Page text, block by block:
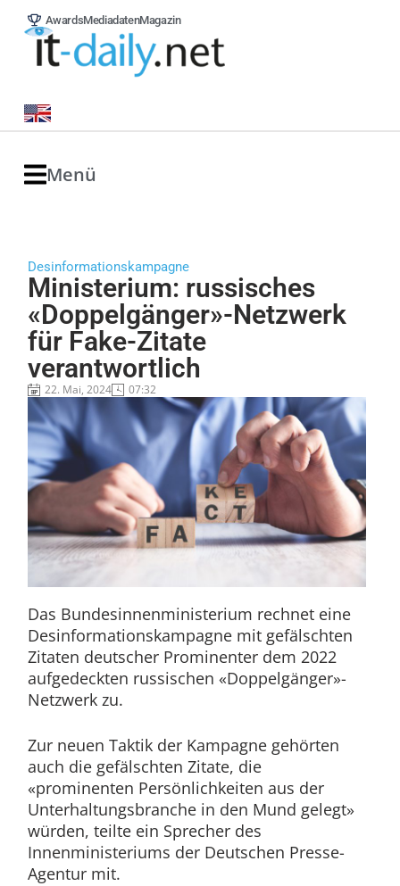
AwardsMediadatenMagazin
Menü
Desinformationskampagne
Ministerium: russisches
«Doppelgänger»-Netzwerk
für Fake-Zitate
verantwortlich
22. Mai, 2024 07:32
Das Bundesinnenministerium rechnet eine
Desinformationskampagne mit gefälschten
Zitaten deutscher Prominenter dem 2022
aufgedeckten russischen «Doppelgänger»-
Netzwerk zu.
Zur neuen Taktik der Kampagne gehörten
auch die gefälschten Zitate, die
«prominenten Persönlichkeiten aus der
Unterhaltungsbranche in den Mund gelegt»
würden, teilte ein Sprecher des
Innenministeriums der Deutschen Presse-
Agentur mit.